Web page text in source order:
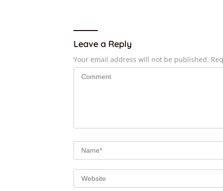
Leave a Reply
Your email address will not be published.